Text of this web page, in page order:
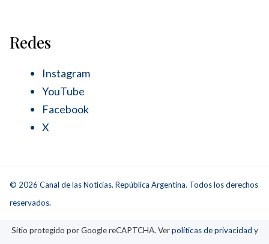
Redes
Instagram
YouTube
Facebook
X
© 2026 Canal de las Noticias. República Argentina. Todos los derechos
reservados.
Sitio protegido por Google reCAPTCHA. Verpolíticas de privacidad y